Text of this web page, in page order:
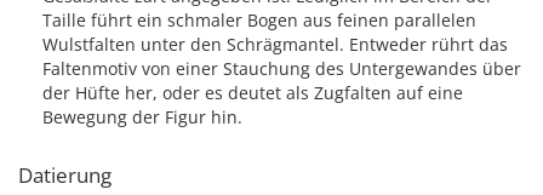
Taille führt ein schmaler Bogen aus feinen parallelen
Wulstfalten unter den Schrägmantel. Entweder rührt das
Faltenmotiv von einer Stauchung des Untergewandes über
der Hüfte her, oder es deutet als Zugfalten auf eine
Bewegung der Figur hin.
Datierung